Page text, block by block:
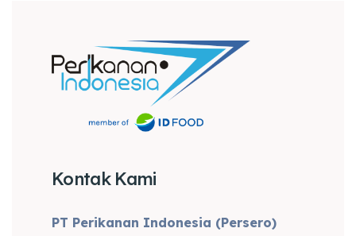
Kontak Kami
PT Perikanan Indonesia (Persero)